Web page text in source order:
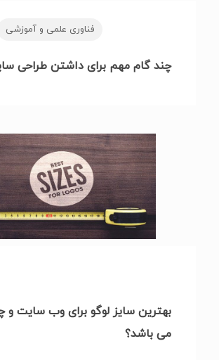
فناوری علمی و آموزشی
چند گام مهم برای داشتن طراحی
بهترین سایز لوگو برای وب سایت
می باشد؟